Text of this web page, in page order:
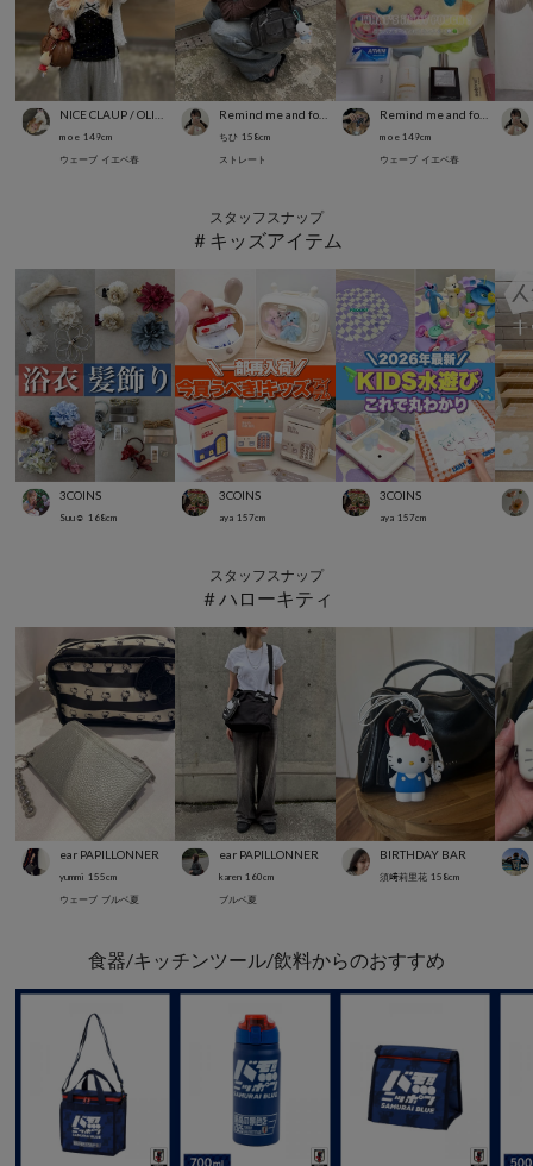
m o e 149cm
ウェーブ イエベ春
ちひ 158cm
ストレート
Remind me and forever
m o e 149cm
ウェーブ イエベ春
スタッフスナップ
＃キッズアイテム
3COINS
Suu☺︎ 168cm
3COINS
aya 157cm
3COINS
aya 157cm
スタッフスナップ
＃ハローキティ
ear PAPILLONNER
yummi 155cm
ウェーブ ブルベ夏
ear PAPILLONNER
karen 160cm
ブルベ夏
BIRTHDAY BAR
須﨑莉里花 158cm
食器/キッチンツール/飲料からのおすすめ